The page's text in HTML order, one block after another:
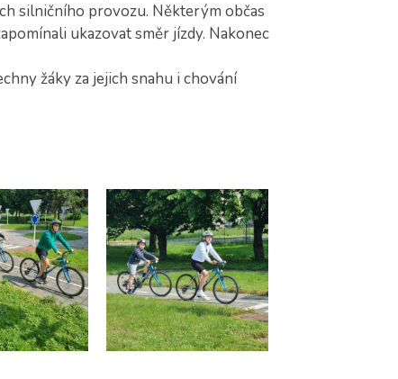
silničního provozu. Některým občas
ukazovat směr jízdy. Nakonec
žáky za jejich snahu i chování